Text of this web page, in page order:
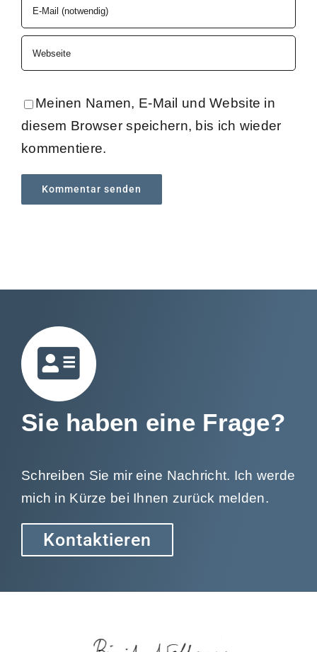
Meinen Namen, E-Mail und Website in
diesem Browser speichern, bis ich wieder
kommentiere.
Sie haben eine Frage?
Schreiben Sie mir eine Nachricht. Ich werde
mich in Kürze bei Ihnen zurück melden.
Kontaktieren